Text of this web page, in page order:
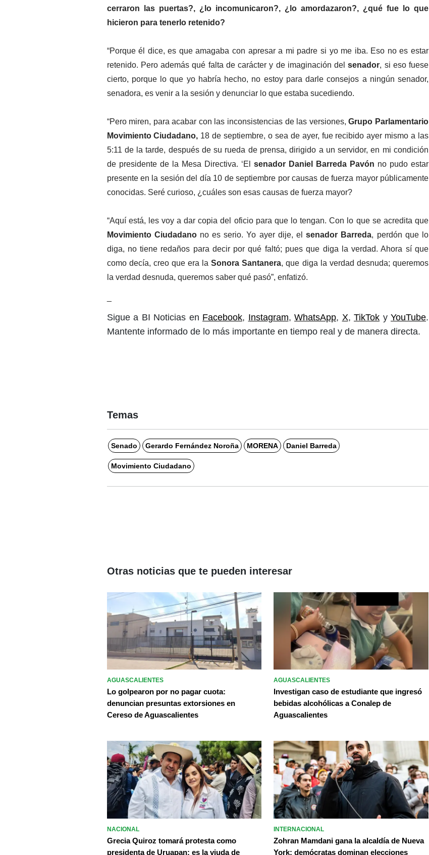
cerraron las puertas?, ¿lo incomunicaron?, ¿lo amordazaron?, ¿qué fue lo que
hicieron para tenerlo retenido?
“Porque él dice, es que amagaba con apresar a mi padre si yo me iba. Eso no es estar
retenido. Pero además qué falta de carácter y de imaginación del senador, si eso fuese
cierto, porque lo que yo habría hecho, no estoy para darle consejos a ningún senador,
senadora, es venir a la sesión y denunciar lo que estaba sucediendo.
“Pero miren, para acabar con las inconsistencias de las versiones, Grupo Parlamentario
Movimiento Ciudadano, 18 de septiembre, o sea de ayer, fue recibido ayer mismo a las
5:11 de la tarde, después de su rueda de prensa, dirigido a un servidor, en mi condición
de presidente de la Mesa Directiva. ‘El senador Daniel Barreda Pavón no pudo estar
presente en la sesión del día 10 de septiembre por causas de fuerza mayor públicamente
conocidas. Seré curioso, ¿cuáles son esas causas de fuerza mayor?
“Aquí está, les voy a dar copia del oficio para que lo tengan. Con lo que se acredita que
Movimiento Ciudadano no es serio. Yo ayer dije, el senador Barreda, perdón que lo
diga, no tiene redaños para decir por qué faltó; pues que diga la verdad. Ahora sí que
como decía, creo que era la Sonora Santanera, que diga la verdad desnuda; queremos
la verdad desnuda, queremos saber qué pasó”, enfatizó.
Sigue a BI Noticias en Facebook, Instagram, WhatsApp, X, TikTok y YouTube.
Mantente informado de lo más importante en tiempo real y de manera directa.
Temas
Senado Gerardo Fernández Noroña MORENA Daniel Barreda
Movimiento Ciudadano
Otras noticias que te pueden interesar
AGUASCALIENTES
Lo golpearon por no pagar cuota:
denuncian presuntas extorsiones en
Cereso de Aguascalientes
AGUASCALIENTES
Investigan caso de estudiante que ingresó
bebidas alcohólicas a Conalep de
Aguascalientes
NACIONAL
Grecia Quiroz tomará protesta como
presidenta de Uruapan; es la viuda de
INTERNACIONAL
Zohran Mamdani gana la alcaldía de Nueva
York; demócratas dominan elecciones